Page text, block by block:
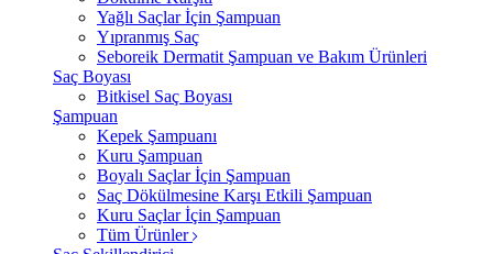
Yağlı Saçlar İçin Şampuan
Yıpranmış Saç
Seboreik Dermatit Şampuan ve Bakım Ürünleri
Saç Boyası
Bitkisel Saç Boyası
Şampuan
Kepek Şampuanı
Kuru Şampuan
Boyalı Saçlar İçin Şampuan
Saç Dökülmesine Karşı Etkili Şampuan
Kuru Saçlar İçin Şampuan
Tüm Ürünler